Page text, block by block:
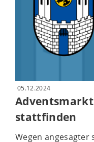
05.12.2024
stattfinden
Wegen